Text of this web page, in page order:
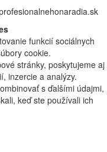
funkcií sociálnych
cookie.
stránky, poskytujeme aj
inzercie a analýzy.
s ďalšími údajmi,
keď ste používali ich